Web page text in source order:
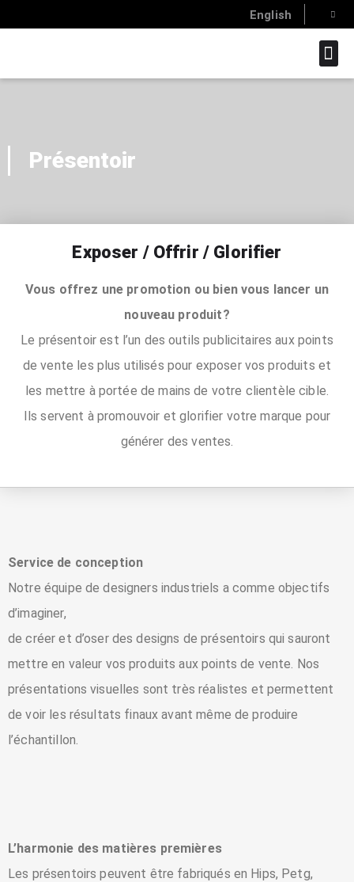
English
Présentoir
Exposer / Offrir / Glorifier
Vous offrez une promotion ou bien vous lancer un
nouveau produit?
Le présentoir est l’un des outils publicitaires aux points
de vente les plus utilisés pour exposer vos produits et
les mettre à portée de mains de votre clientèle cible.
Ils servent à promouvoir et glorifier votre marque pour
générer des ventes.
Service de conception
Notre équipe de designers industriels a comme objectifs
d’imaginer,
de créer et d’oser des designs de présentoirs qui sauront
mettre en valeur vos produits aux points de vente. Nos
présentations visuelles sont très réalistes et permettent
de voir les résultats finaux avant même de produire
l’échantillon.
L’harmonie des matières premières
Les présentoirs peuvent être fabriqués en Hips, Petg,